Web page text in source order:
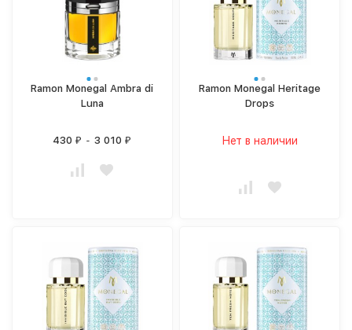
Ramon Monegal Ambra di
Luna
430₽ - 3 010₽
Ramon Monegal Heritage
Drops
Нет в наличии